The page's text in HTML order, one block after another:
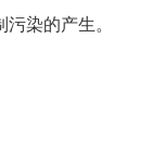
染的产生。